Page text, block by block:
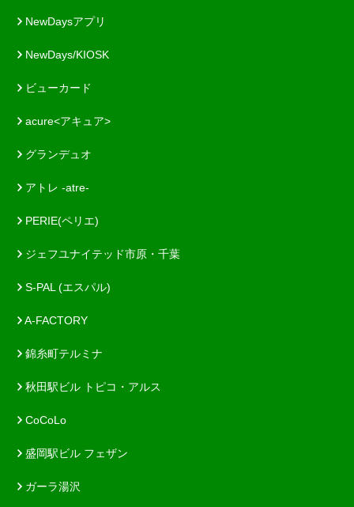
NewDaysアプリ
NewDays/KIOSK
ビューカード
acure<アキュア>
グランデュオ
アトレ -atre-
PERIE(ペリエ)
ジェフユナイテッド市原・千葉
S-PAL (エスパル)
A-FACTORY
錦糸町テルミナ
秋田駅ビル トピコ・アルス
CoCoLo
盛岡駅ビル フェザン
ガーラ湯沢